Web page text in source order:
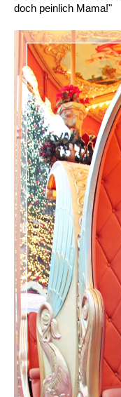
doch peinlich Mama!"